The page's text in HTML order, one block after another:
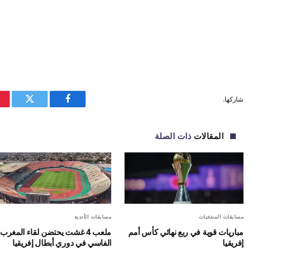
شاركها.
فيسبوك
تويتر
المقالات ذات الصلة
مسابقات المنتخبات
مباريات قوية في ربع نهائي كأس أمم
إفريقيا
مسابقات الأندية
ملعب 4 غشت يحتضن لقاء المغرب
الفاسي في دوري أبطال إفريقيا